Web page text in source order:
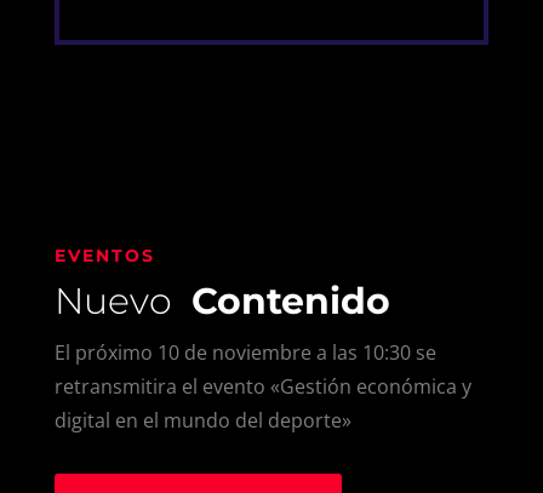
EVENTOS
Nuevo Contenido
El próximo 10 de noviembre a las 10:30 se
retransmitira el evento «Gestión económica y
digital en el mundo del deporte»